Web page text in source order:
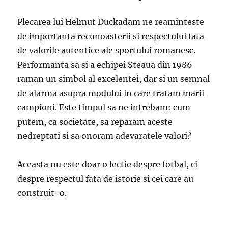
Plecarea lui Helmut Duckadam ne reaminteste
de importanta recunoasterii si respectului fata
de valorile autentice ale sportului romanesc.
Performanta sa si a echipei Steaua din 1986
raman un simbol al excelentei, dar si un semnal
de alarma asupra modului in care tratam marii
campioni. Este timpul sa ne intrebam: cum
putem, ca societate, sa reparam aceste
nedreptati si sa onoram adevaratele valori?
Aceasta nu este doar o lectie despre fotbal, ci
despre respectul fata de istorie si cei care au
construit-o.